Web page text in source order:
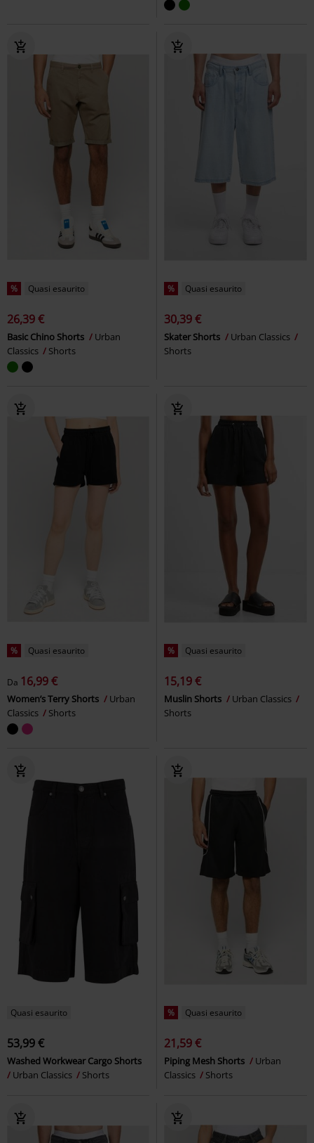
% Quasi esaurito
26,39 €
Basic Chino Shorts
Urban
Classics
Shorts
% Quasi esaurito
30,39 €
Skater Shorts
Urban Classics
Shorts
% Quasi esaurito
Da 16,99 €
Women’s Terry Shorts
Urban
Classics
Shorts
% Quasi esaurito
15,19 €
Muslin Shorts
Urban Classics
Shorts
Quasi esaurito
53,99 €
Washed Workwear Cargo Shorts
Urban Classics
Shorts
% Quasi esaurito
21,59 €
Piping Mesh Shorts
Urban
Classics
Shorts